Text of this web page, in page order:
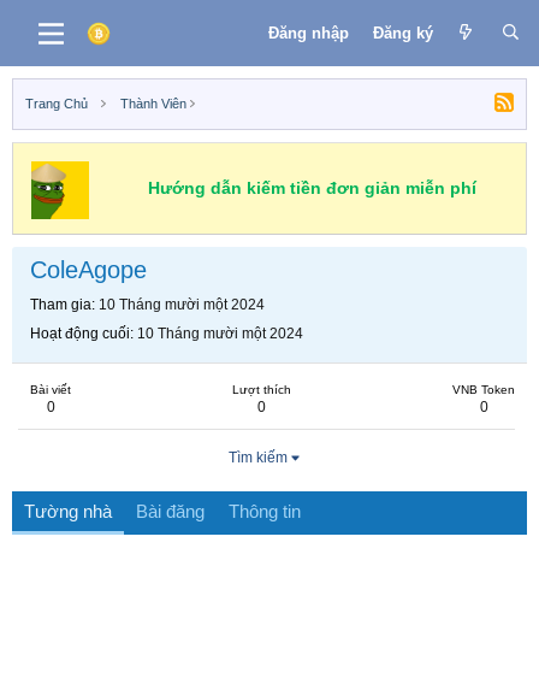
Đăng nhập Đăng ký
Trang Chủ Thành Viên
Hướng dẫn kiếm tiền đơn giản miễn phí
ColeAgope
Tham gia 10 Tháng mười một 2024
Hoạt động cuối 10 Tháng mười một 2024
Bài viết
0
Lượt thích
0
VNB Token
0
Tìm kiếm
Tường nhà Bài đăng Thông tin